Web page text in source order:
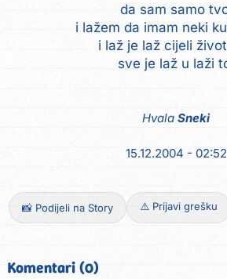
da sam samo
i lažem da imam neki
i laž je laž cijeli
sve je laž u laži
Hvala Sneki
15.12.2004 - 02:52
📸 Podijeli na Story ⚠️ Prijavi grešku
Komentari (0)